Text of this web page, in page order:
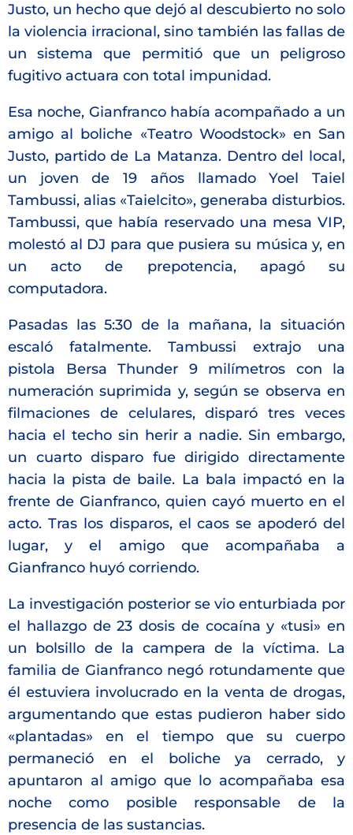
Justo, un hecho que dejó al descubierto no solo
la violencia irracional, sino también las fallas de
un sistema que permitió que un peligroso
fugitivo actuara con total impunidad.
Esa noche, Gianfranco había acompañado a un
amigo al boliche «Teatro Woodstock» en San
Justo, partido de La Matanza.Dentro del local,
un joven de 19 años llamado Yoel Taiel
Tambussi, alias «Taielcito», generaba disturbios.
Tambussi, que había reservado una mesa VIP,
molestó al DJ para que pusiera su música y, en
un acto de prepotencia, apagó su
computadora.
Pasadas las 5:30 de la mañana, la situación
escaló fatalmente. Tambussi extrajo una
pistola Bersa Thunder 9 milímetros con la
numeración suprimida y, según se observa en
filmaciones de celulares, disparó tres veces
hacia el techo sin herir a nadie. Sin embargo,
un cuarto disparo fue dirigido directamente
hacia la pista de baile. La bala impactó en la
frente de Gianfranco, quien cayó muerto en el
acto. Tras los disparos, el caos se apoderó del
lugar, y el amigo que acompañaba a
Gianfranco huyó corriendo.
La investigación posterior se vio enturbiada por
el hallazgo de 23 dosis de cocaína y «tusi» en
un bolsillo de la campera de la víctima.La
familia de Gianfranco negó rotundamente que
él estuviera involucrado en la venta de drogas,
argumentando que estas pudieron haber sido
«plantadas» en el tiempo que su cuerpo
permaneció en el boliche ya cerrado, y
apuntaron al amigo que lo acompañaba esa
noche como posible responsable de la
presencia de las sustancias.